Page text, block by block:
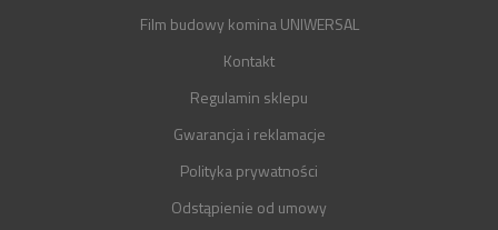
Film budowy komina UNIWERSAL
Kontakt
Regulamin sklepu
Gwarancja i reklamacje
Polityka prywatności
Odstąpienie od umowy